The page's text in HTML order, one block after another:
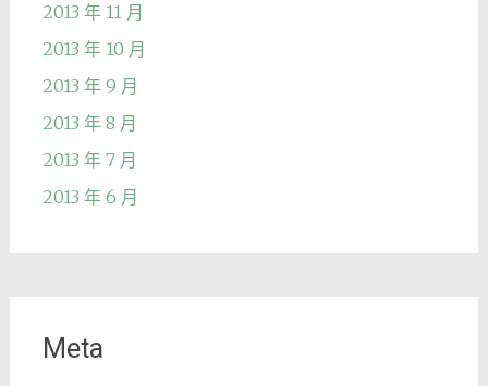
2013 年 11 月
2013 年 10 月
2013 年 9 月
2013 年 8 月
2013 年 7 月
2013 年 6 月
Meta